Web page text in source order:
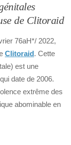
de Clitoraid
76aH*/ 2022,
Clitoraid. Cette
est une
date de 2006.
extrême des
abominable en